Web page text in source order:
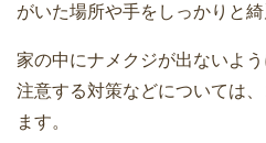
がいた場所や手をしっかりと綺
家の中にナメクジが出ないよ
注意する対策などについては
ます。